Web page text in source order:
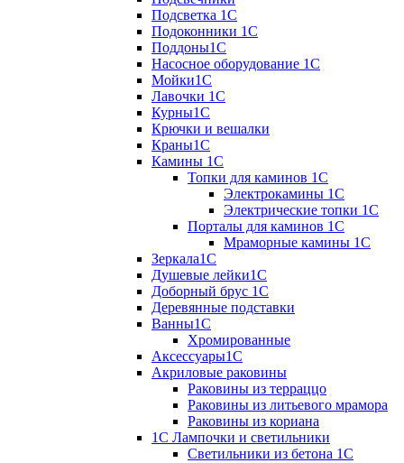
Подсветка 1С
Подоконники 1С
Поддоны1С
Насосное оборудование 1С
Мойки1С
Лавочки 1С
Курны1С
Крючки и вешалки
Краны1С
Камины 1C
Топки для каминов 1C
Электрокамины 1С
Электрические топки 1C
Порталы для каминов 1С
Мраморные камины 1C
Зеркала1С
Душевые лейки1С
Доборный брус 1С
Деревянные подставки
Ванны1С
Хромированные
Аксессуары1С
Акриловые раковины
Раковины из терраццо
Раковины из литьевого мрамора
Раковины из кориана
1С Лампочки и светильники
Светильники из бетона 1С